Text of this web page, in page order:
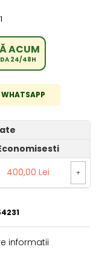
1
ACUM
24/48H
400,00 Lei +
informatii